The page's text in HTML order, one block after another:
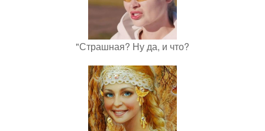
"Страшная? Ну да, и что?